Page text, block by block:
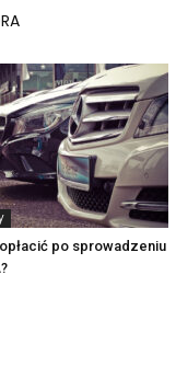
po sprowadzeniu